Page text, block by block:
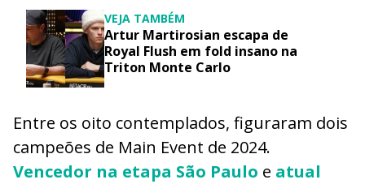
VEJA TAMBÉM
Artur Martirosian escapa de
Royal Flush em fold insano na
Triton Monte Carlo
Entre os oito contemplados, figuraram dois
campeões de Main Event de 2024.
Vencedor na etapa São Paulo e atual